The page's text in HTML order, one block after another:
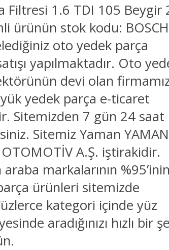
Filtresi 1.6 TDI 105 Beygir
ürünün stok kodu: BOSCH
oto yedek parça
yapılmaktadır. Oto
devi olan
yedek parça e-ticaret
Sitemizden 7 gün 24 saat
Sitemiz Yaman YAMAN
OTOMOTİV A.Ş. iştirakidir.
markalarının %95’inin
ürünleri sitemizde
kategori içinde yüz
aradığınızı hızlı bir